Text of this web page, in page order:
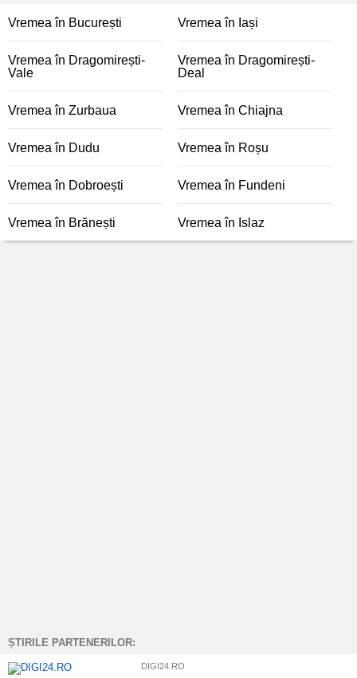
Vremea în București Vremea în Iași
Vremea în Dragomirești-
Vale
Vremea în Dragomirești-
Deal
Vremea în Zurbaua Vremea în Chiajna
Vremea în Dudu Vremea în Roșu
Vremea în Dobroești Vremea în Fundeni
Vremea în Brănești Vremea în Islaz
ȘTIRILE PARTENERILOR:
DIGI24.RO